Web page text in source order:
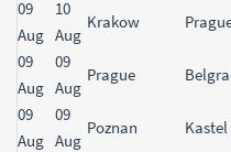
09
Aug
10
Aug
Krakow
09
Aug
09
Aug
Prague
09
Aug
09
Aug
Poznan